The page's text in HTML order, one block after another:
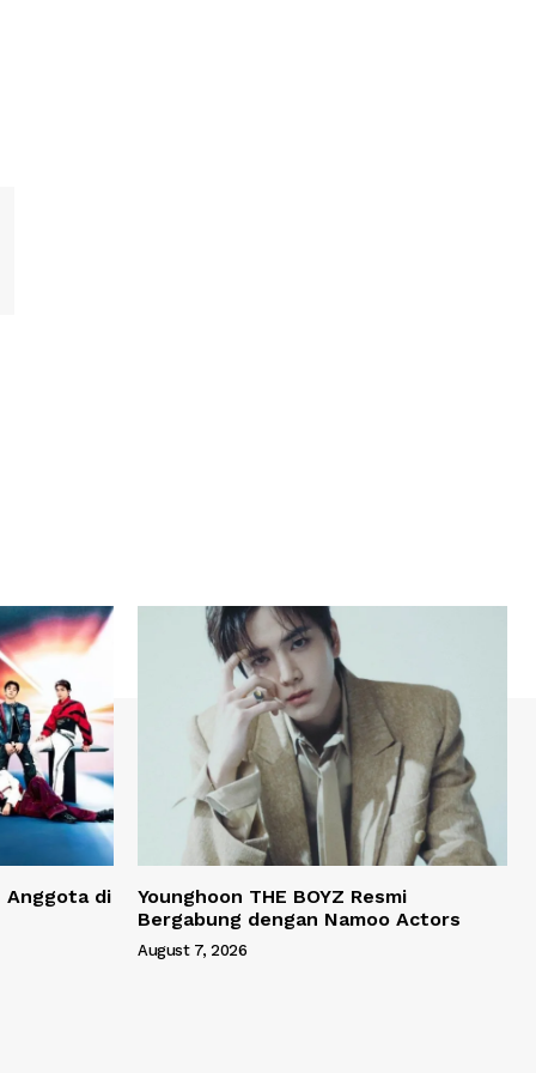
Anggota di
Younghoon THE BOYZ Resmi
Bergabung dengan Namoo Actors
August 7, 2026